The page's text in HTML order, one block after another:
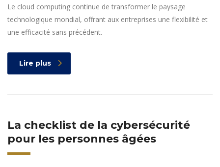
Le cloud computing continue de transformer le paysage
technologique mondial, offrant aux entreprises une flexibilité et
une efficacité sans précédent.
Lire plus
La checklist de la cybersécurité
pour les personnes âgées